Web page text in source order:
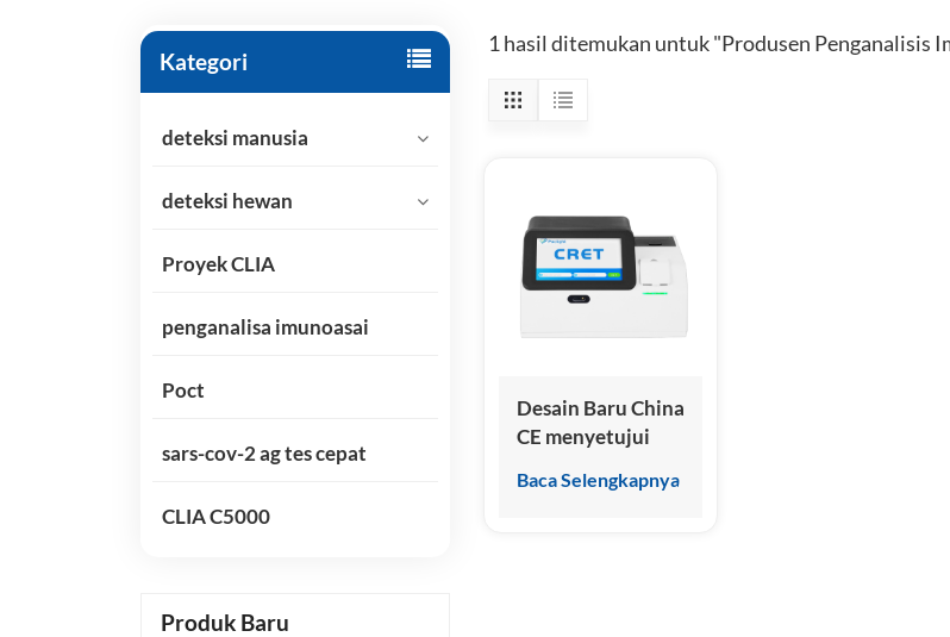
Kategori
deteksi manusia
deteksi hewan
Proyek CLIA
penganalisa imunoasai
Poct
sars-cov-2 ag tes cepat
CLIA C5000
Produk Baru
1 hasil ditemukan untuk "Produsen Penganalisis
Desain Baru China
CE menyetujui
Chemiluminescence
Baca Selengkapnya